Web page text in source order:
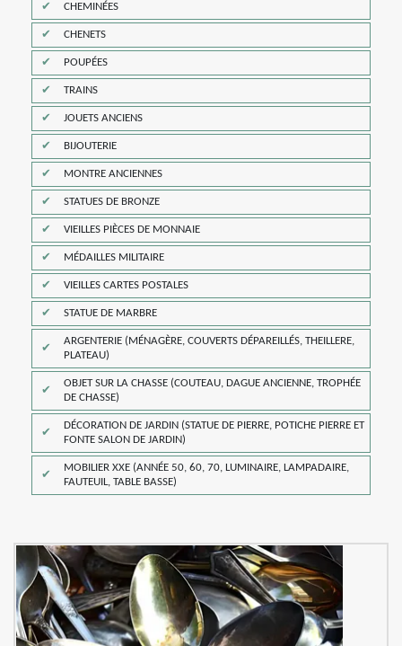
CHEMINÉES
CHENETS
POUPÉES
TRAINS
JOUETS ANCIENS
BIJOUTERIE
MONTRE ANCIENNES
STATUES DE BRONZE
VIEILLES PIÈCES DE MONNAIE
MÉDAILLES MILITAIRE
VIEILLES CARTES POSTALES
STATUE DE MARBRE
ARGENTERIE (MÉNAGÈRE, COUVERTS DÉPAREILLÉS, THEILLERE,
PLATEAU)
OBJET SUR LA CHASSE (COUTEAU, DAGUE ANCIENNE, TROPHÉE
DE CHASSE)
DÉCORATION DE JARDIN (STATUE DE PIERRE, POTICHE PIERRE ET
FONTE SALON DE JARDIN)
MOBILIER XXE (ANNÉE 50, 60, 70, LUMINAIRE, LAMPADAIRE,
FAUTEUIL, TABLE BASSE)